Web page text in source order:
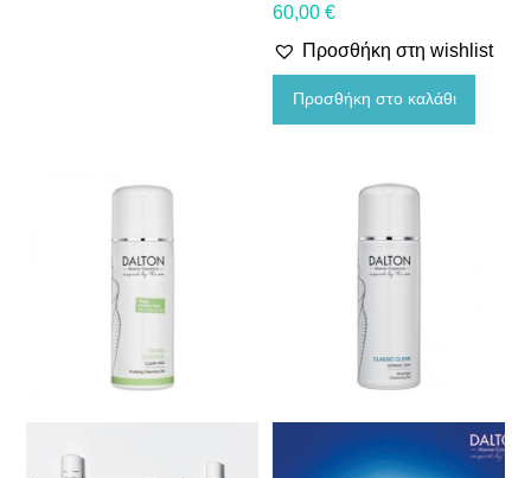
Αποσμητικός κρύσταλλος σώματος
60,00€
Προσθήκη στη wishlist
Προσθήκη στο καλάθι